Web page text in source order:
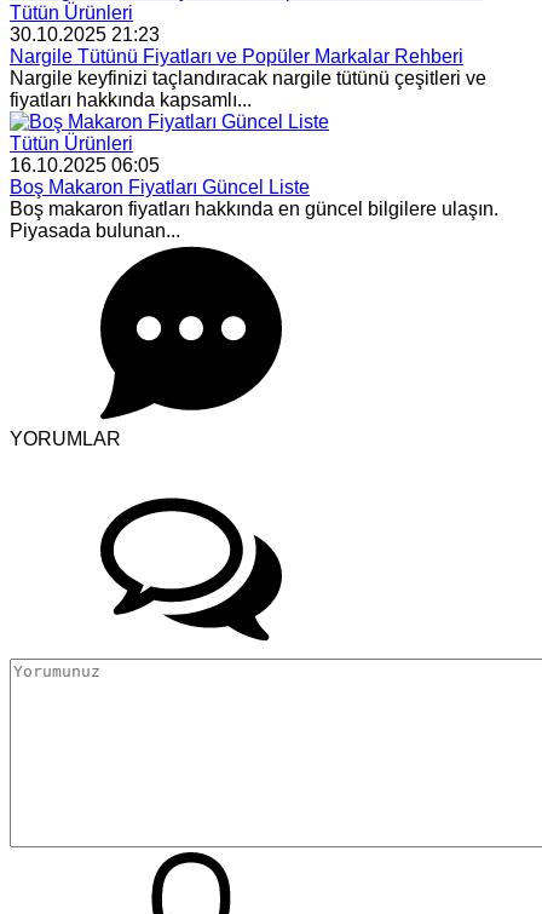
Tütün Ürünleri
30.10.2025 21:23
Nargile Tütünü Fiyatları ve Popüler Markalar Rehberi
Nargile keyfinizi taçlandıracak nargile tütünü çeşitleri ve
fiyatları hakkında kapsamlı...
Tütün Ürünleri
16.10.2025 06:05
Boş Makaron Fiyatları Güncel Liste
Boş makaron fiyatları hakkında en güncel bilgilere ulaşın.
Piyasada bulunan...
YORUMLAR